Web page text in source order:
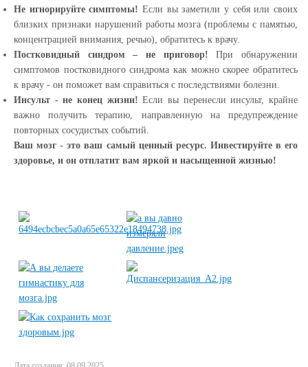
Не игнорируйте симптомы! Если вы заметили у себя или своих
близких признаки нарушений работы мозга (проблемы с памятью,
концентрацией внимания, речью), обратитесь к врачу.
Постковидный синдром – не приговор! При обнаружении
симптомов постковидного синдрома как можно скорее обратитесь
к врачу - он поможет вам справиться с последствиями болезни.
Инсульт - не конец жизни! Если вы перенесли инсульт, крайне
важно получить терапию, направленную на предупреждение
повторных сосудистых событий.
Ваш мозг - это ваш самый ценный ресурс. Инвестируйте в его
здоровье, и он отплатит вам яркой и насыщенной жизнью!